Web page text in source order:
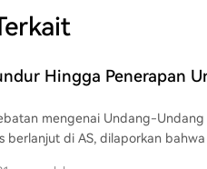
Hingga Penerapan
mengenai Undang-Undang
berlanjut di AS, dilaporkan